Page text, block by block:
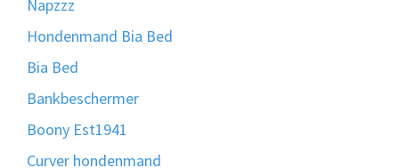
Napzzz
Hondenmand Bia Bed
Bia Bed
Bankbeschermer
Boony Est1941
Curver hondenmand